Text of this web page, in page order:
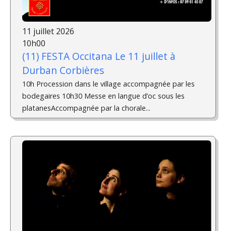
11 juillet 2026
10h00
(11) FESTA Occitana Le 11 juillet à
Durban Corbières
10h Procession dans le village accompagnée par les
bodegaires 10h30 Messe en langue d’oc sous les
platanesAccompagnée par la chorale...